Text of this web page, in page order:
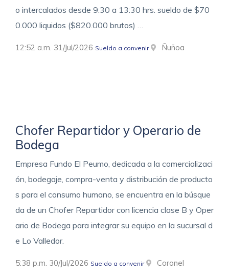
o intercalados desde 9:30 a 13:30 hrs. sueldo de $70
0.000 liquidos ($820.000 brutos) …
12:52 a.m. 31/Jul/2026 Sueldo a convenir Ñuñoa
Chofer Repartidor y Operario de
Bodega
Empresa Fundo El Peumo, dedicada a la comercializaci
ón, bodegaje, compra-venta y distribución de producto
s para el consumo humano, se encuentra en la búsque
da de un Chofer Repartidor con licencia clase B y Oper
ario de Bodega para integrar su equipo en la sucursal d
e Lo Valledor.
5:38 p.m. 30/Jul/2026 Sueldo a convenir Coronel